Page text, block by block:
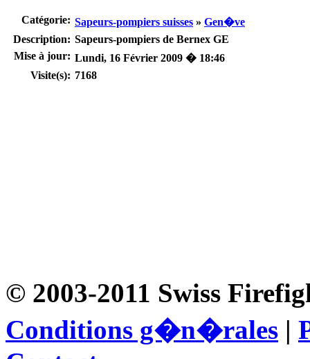
Catégorie: Sapeurs-pompiers suisses » Gen�ve
Description: Sapeurs-pompiers de Bernex GE
Mise à jour: Lundi, 16 Février 2009 � 18:46
Visite(s): 7168
© 2003-2011 Swiss
Conditions g�n�rales |